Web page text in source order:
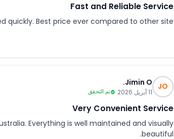
Fast and Reliable Service
quickly. Best price ever compared to other site
JO
Jimin O.
11 أبريل 2026 تم التحقق
Very Convenient Service
Everything is well maintained and visually
beautiful.